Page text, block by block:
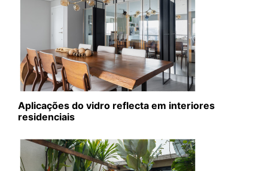
Aplicações do vidro reflecta em interiores
residenciais